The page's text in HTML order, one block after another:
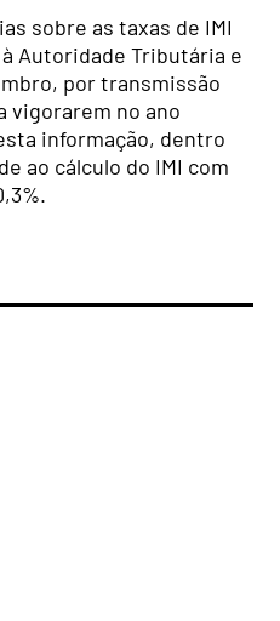
sobre as taxas de IMI
Autoridade Tributária e
por transmissão
vigorarem no ano
informação, dentro
ao cálculo do IMI com